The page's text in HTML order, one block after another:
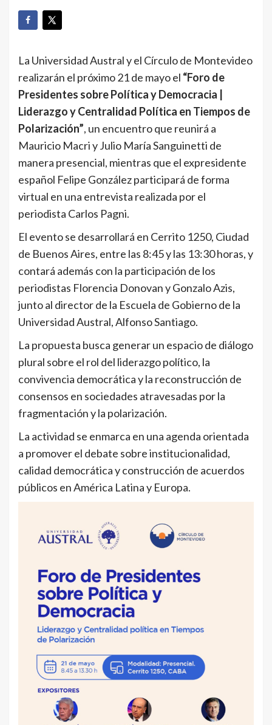
La Universidad Austral y el Círculo de Montevideo
realizarán el próximo 21 de mayo el “Foro de
Presidentes sobre Política y Democracia |
Liderazgo y Centralidad Política en Tiempos de
Polarización”, un encuentro que reunirá a
Mauricio Macri y Julio María Sanguinetti de
manera presencial, mientras que el expresidente
español Felipe González participará de forma
virtual en una entrevista realizada por el
periodista Carlos Pagni.
El evento se desarrollará en Cerrito 1250, Ciudad
de Buenos Aires, entre las 8:45 y las 13:30 horas, y
contará además con la participación de los
periodistas Florencia Donovan y Gonzalo Azis,
junto al director de la Escuela de Gobierno de la
Universidad Austral, Alfonso Santiago.
La propuesta busca generar un espacio de diálogo
plural sobre el rol del liderazgo político, la
convivencia democrática y la reconstrucción de
consensos en sociedades atravesadas por la
fragmentación y la polarización.
La actividad se enmarca en una agenda orientada
a promover el debate sobre institucionalidad,
calidad democrática y construcción de acuerdos
públicos en América Latina y Europa.